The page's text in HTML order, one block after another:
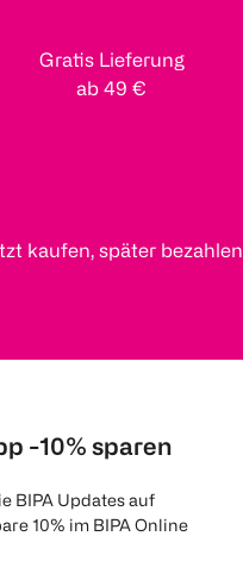
Gratis Lieferung
ab 49 €
kaufen, später bezahlen
-10% sparen
BIPA Updates auf
10% im BIPA Online